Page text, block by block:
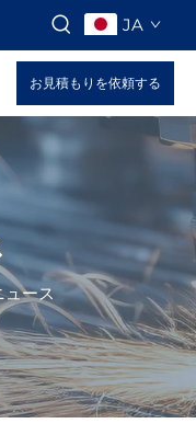
JA
お見積もりを依頼する
ュース